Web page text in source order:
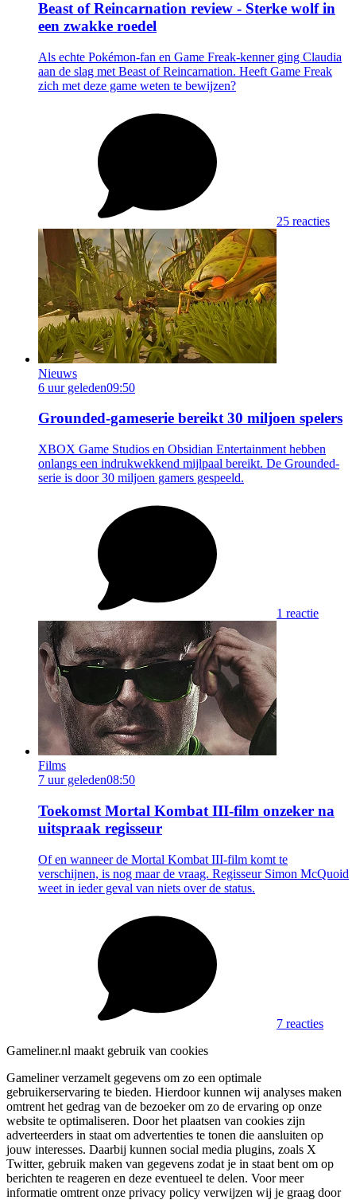
Beast of Reincarnation review - Sterke wolf in
een zwakke roedel
Als echte Pokémon-fan en Game Freak-kenner ging Claudia
aan de slag met Beast of Reincarnation. Heeft Game Freak
zich met deze game weten te bewijzen?
25 reacties
Nieuws
6 uur geleden09:50
Grounded-gameserie bereikt 30 miljoen spelers
XBOX Game Studios en Obsidian Entertainment hebben
onlangs een indrukwekkend mijlpaal bereikt. De Grounded-
serie is door 30 miljoen gamers gespeeld.
1 reactie
Films
7 uur geleden08:50
Toekomst Mortal Kombat III-film onzeker na
uitspraak regisseur
Of en wanneer de Mortal Kombat III-film komt te
verschijnen, is nog maar de vraag. Regisseur Simon McQuoid
weet in ieder geval van niets over de status.
7 reacties
Gameliner.nl maakt gebruik van cookies
Gameliner verzamelt gegevens om zo een optimale
gebruikerservaring te bieden. Hierdoor kunnen wij analyses maken
omtrent het gedrag van de bezoeker om zo de ervaring op onze
website te optimaliseren. Door het plaatsen van cookies zijn
adverteerders in staat om advertenties te tonen die aansluiten op
jouw interesses. Daarbij kunnen social media plugins, zoals X
Twitter, gebruik maken van gegevens zodat je in staat bent om op
berichten te reageren en deze eventueel te delen. Voor meer
informatie omtrent onze privacy policy verwijzen wij je graag door